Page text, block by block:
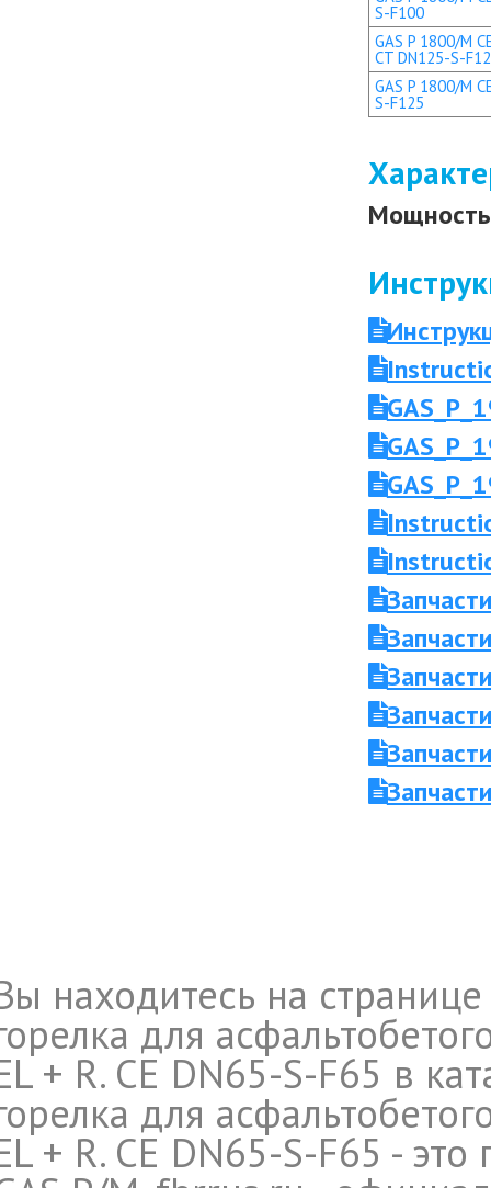
S-F100
GAS P 1800/M
CT DN125-S-
GAS P 1800/M
S-F125
Мощность
находитесь на
для
+ R. CE DN65-S-F65 в
для
+ R. CE DN65-S-F65 -